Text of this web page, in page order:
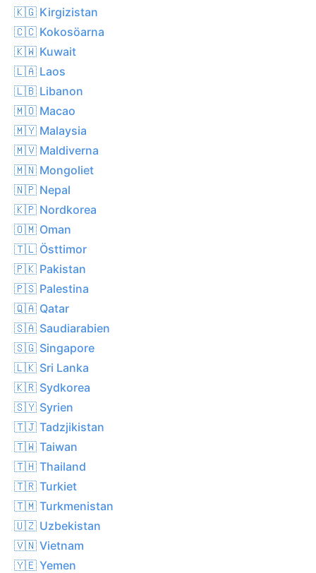
🇰🇬 Kirgizistan
🇨🇨 Kokosöarna
🇰🇼 Kuwait
🇱🇦 Laos
🇱🇧 Libanon
🇲🇴 Macao
🇲🇾 Malaysia
🇲🇻 Maldiverna
🇲🇳 Mongoliet
🇳🇵 Nepal
🇰🇵 Nordkorea
🇴🇲 Oman
🇹🇱 Östtimor
🇵🇰 Pakistan
🇵🇸 Palestina
🇶🇦 Qatar
🇸🇦 Saudiarabien
🇸🇬 Singapore
🇱🇰 Sri Lanka
🇰🇷 Sydkorea
🇸🇾 Syrien
🇹🇯 Tadzjikistan
🇹🇼 Taiwan
🇹🇭 Thailand
🇹🇷 Turkiet
🇹🇲 Turkmenistan
🇺🇿 Uzbekistan
🇻🇳 Vietnam
🇾🇪 Yemen